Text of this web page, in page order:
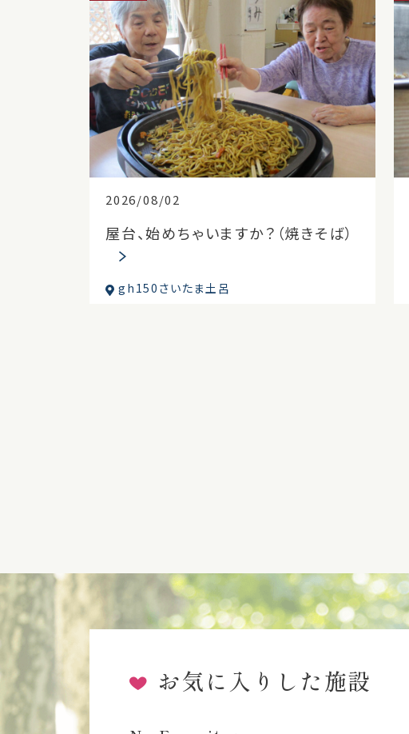
2026/08/02
屋台、始めちゃいますか？（焼きそば）
gh150さいたま土呂
お気に入りした施設